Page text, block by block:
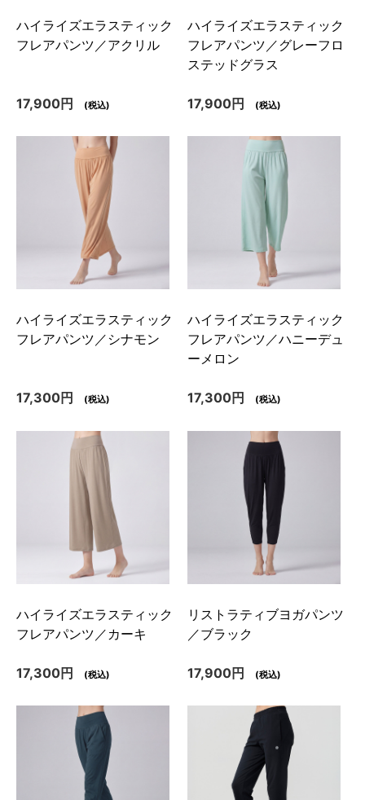
ハイライズエラスティック
フレアパンツ／アクリル
17,900円 (税込)
ハイライズエラスティック
フレアパンツ／グレーフロ
ステッドグラス
17,900円 (税込)
ハイライズエラスティック
フレアパンツ／シナモン
17,300円 (税込)
ハイライズエラスティック
フレアパンツ／ハニーデュ
ーメロン
17,300円 (税込)
ハイライズエラスティック
フレアパンツ／カーキ
17,300円 (税込)
リストラティブヨガパンツ
／ブラック
17,900円 (税込)